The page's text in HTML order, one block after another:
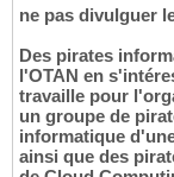
ne pas divulguer
Des pirates
l'OTAN en
travaille pour
un groupe de
informatique
ainsi que des